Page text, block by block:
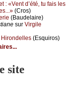
: «Vеnt d’été, tu fаis lеs
(Сrоs)
(Βаudеlаirе)
sur Virgilе
Hirоndеllеs (Εsquirоs)
site